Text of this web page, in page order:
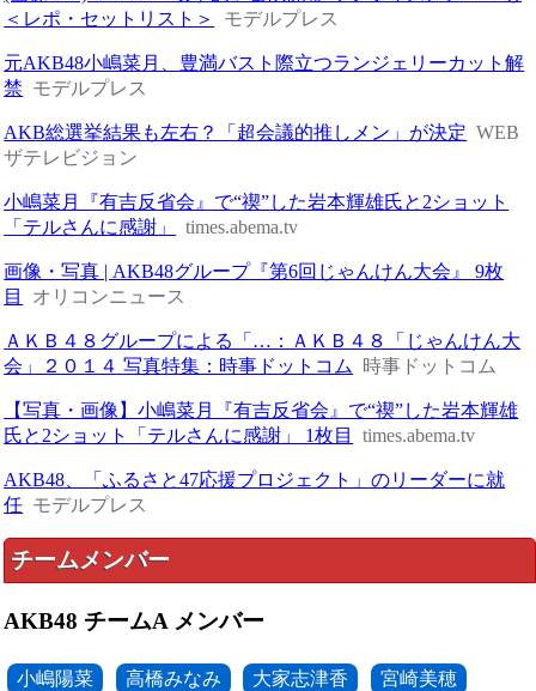
＜レポ・セットリスト＞
モデルプレス
元AKB48小嶋菜月、豊満バスト際立つランジェリーカット解
禁 モデルプレス
AKB総選挙結果も左右？「超会議的推しメン」が決定 WEB
ザテレビジョン
小嶋菜月『有吉反省会』で“禊”した岩本輝雄氏と2ショット
「テルさんに感謝」
times.abema.tv
画像・写真 | AKB48グループ『第6回じゃんけん大会』 9枚
目
オリコンニュース
ＡＫＢ４８グループによる「…：ＡＫＢ４８「じゃんけん大
会」２０１４ 写真特集：時事ドットコム
時事ドットコム
【写真・画像】小嶋菜月『有吉反省会』で“禊”した岩本輝雄
氏と2ショット「テルさんに感謝」 1枚目
times.abema.tv
AKB48、「ふるさと47応援プロジェクト」のリーダーに就
任 モデルプレス
チームメンバー
AKB48 チームA メンバー
小嶋陽菜 高橋みなみ 大家志津香
宮崎美穂